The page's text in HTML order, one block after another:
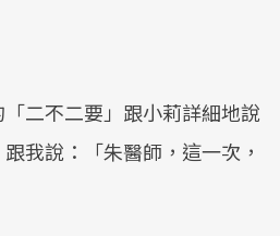
二不二要」跟小莉詳細地說
我說：「朱醫師，這一次，